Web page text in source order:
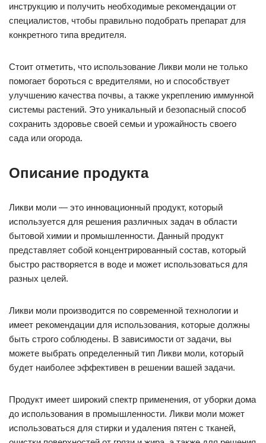
инструкцию и получить необходимые рекомендации от
специалистов, чтобы правильно подобрать препарат для
конкретного типа вредителя.
Стоит отметить, что использование Ликви моли не только
помогает бороться с вредителями, но и способствует
улучшению качества почвы, а также укреплению иммунной
системы растений. Это уникальный и безопасный способ
сохранить здоровье своей семьи и урожайность своего
сада или огорода.
Описание продукта
Ликви моли — это инновационный продукт, который
используется для решения различных задач в области
бытовой химии и промышленности. Данный продукт
представляет собой концентрированный состав, который
быстро растворяется в воде и может использоваться для
разных целей.
Ликви моли производится по современной технологии и
имеет рекомендации для использования, которые должны
быть строго соблюдены. В зависимости от задачи, вы
можете выбрать определенный тип Ликви моли, который
будет наиболее эффективен в решении вашей задачи.
Продукт имеет широкий спектр применения, от уборки дома
до использования в промышленности. Ликви моли может
использоваться для стирки и удаления пятен с тканей,